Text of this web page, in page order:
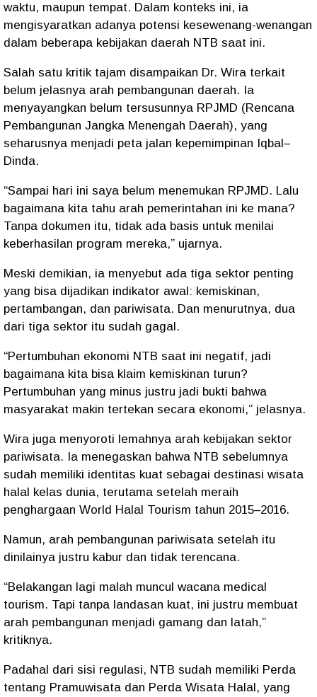
waktu, maupun tempat. Dalam konteks ini, ia
mengisyaratkan adanya potensi kesewenang-wenangan
dalam beberapa kebijakan daerah NTB saat ini.
Salah satu kritik tajam disampaikan Dr. Wira terkait
belum jelasnya arah pembangunan daerah. Ia
menyayangkan belum tersusunnya RPJMD (Rencana
Pembangunan Jangka Menengah Daerah), yang
seharusnya menjadi peta jalan kepemimpinan Iqbal–
Dinda.
“Sampai hari ini saya belum menemukan RPJMD. Lalu
bagaimana kita tahu arah pemerintahan ini ke mana?
Tanpa dokumen itu, tidak ada basis untuk menilai
keberhasilan program mereka,” ujarnya.
Meski demikian, ia menyebut ada tiga sektor penting
yang bisa dijadikan indikator awal: kemiskinan,
pertambangan, dan pariwisata. Dan menurutnya, dua
dari tiga sektor itu sudah gagal.
“Pertumbuhan ekonomi NTB saat ini negatif, jadi
bagaimana kita bisa klaim kemiskinan turun?
Pertumbuhan yang minus justru jadi bukti bahwa
masyarakat makin tertekan secara ekonomi,” jelasnya.
Wira juga menyoroti lemahnya arah kebijakan sektor
pariwisata. Ia menegaskan bahwa NTB sebelumnya
sudah memiliki identitas kuat sebagai destinasi wisata
halal kelas dunia, terutama setelah meraih
penghargaan World Halal Tourism tahun 2015–2016.
Namun, arah pembangunan pariwisata setelah itu
dinilainya justru kabur dan tidak terencana.
“Belakangan lagi malah muncul wacana medical
tourism. Tapi tanpa landasan kuat, ini justru membuat
arah pembangunan menjadi gamang dan latah,”
kritiknya.
Padahal dari sisi regulasi, NTB sudah memiliki Perda
tentang Pramuwisata dan Perda Wisata Halal, yang